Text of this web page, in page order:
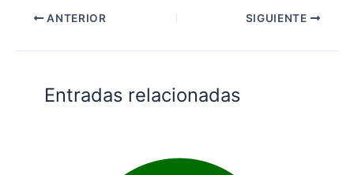
ANTERIOR SIGUIENTE
Entradas relacionadas